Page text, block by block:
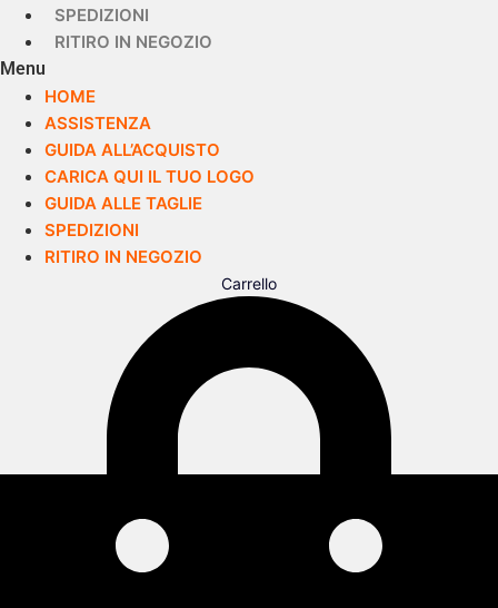
SPEDIZIONI
RITIRO IN NEGOZIO
Menu
HOME
ASSISTENZA
GUIDA ALL’ACQUISTO
CARICA QUI IL TUO LOGO
GUIDA ALLE TAGLIE
SPEDIZIONI
RITIRO IN NEGOZIO
Carrello